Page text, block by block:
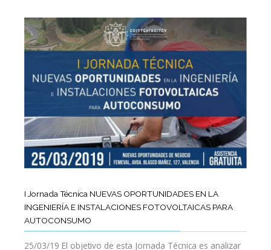
I Jornada Técnica NUEVAS OPORTUNIDADES EN LA
INGENIERÍA E INSTALACIONES FOTOVOLTAICAS PARA
AUTOCONSUMO
25/03/19 El objetivo de esta Jornada Técnica es analizar